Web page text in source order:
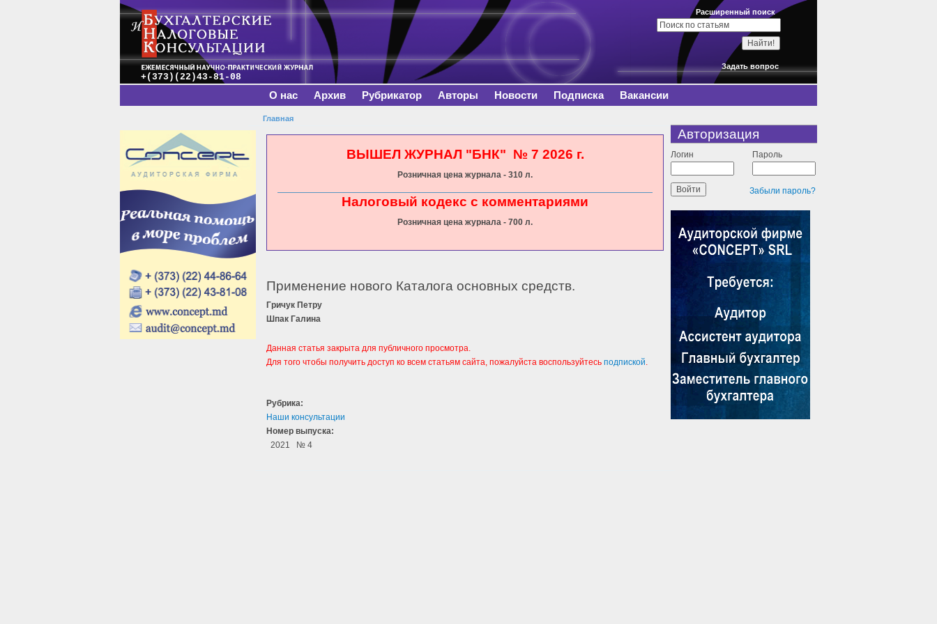
содержанию
+(373)(22)43-81-08
Расширенный поиск
Задать вопрос
Главное меню
О нас Архив Рубрикатор Авторы Новости Подписка Вакансии
Вы здесь
Главная
ВЫШЕЛ ЖУРНАЛ "БНК" № 7 2026 г.
Розничная цена журнала - 310 л.
Налоговый кодекс с комментариями
Розничная цена журнала - 700 л.
Применение нового Каталога основных средств.
Гричук Петру
Шпак Галина
Данная статья закрыта для публичного просмотра.
Для того чтобы получить доступ ко всем статьям сайта, пожалуйста воспользуйтесь подпиской.
Рубрика:
Наши консультации
Номер выпуска:
2021
№ 4
Авторизация
Логин Пароль
Забыли пароль?